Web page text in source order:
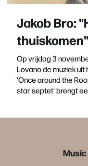
Jakob Bro:
thuiskomen"
Op vrijdag 3
Lovano de muziek uit
'Once around the
star septet' brengt
Music